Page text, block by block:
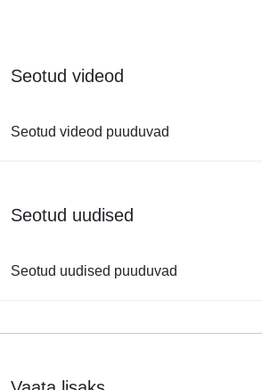
Seotud videod
Seotud videod puuduvad
Seotud uudised
Seotud uudised puuduvad